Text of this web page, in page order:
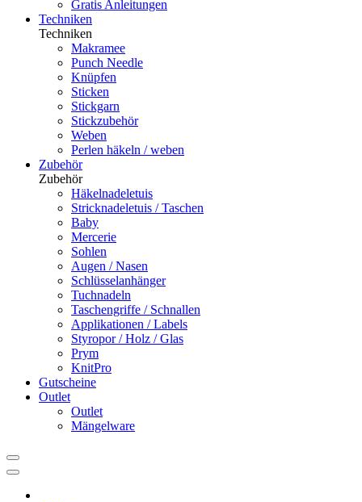
Gratis Anleitungen
Techniken
Techniken
Makramee
Punch Needle
Knüpfen
Sticken
Stickgarn
Stickzubehör
Weben
Perlen häkeln / weben
Zubehör
Zubehör
Häkelnadeletuis
Stricknadeletuis / Taschen
Baby
Mercerie
Sohlen
Augen / Nasen
Schlüsselanhänger
Tuchnadeln
Taschengriffe / Schnallen
Applikationen / Labels
Styropor / Holz / Glas
Prym
KnitPro
Gutscheine
Outlet
Outlet
Mängelware